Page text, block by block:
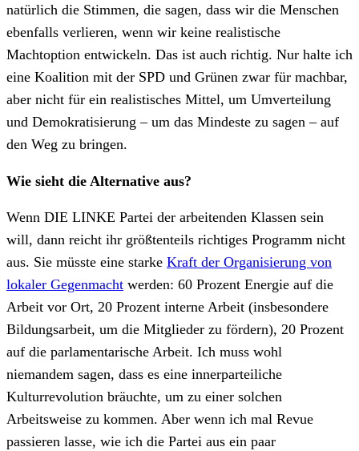
natürlich die Stimmen, die sagen, dass wir die Menschen
ebenfalls verlieren, wenn wir keine realistische
Machtoption entwickeln. Das ist auch richtig. Nur halte ich
eine Koalition mit der SPD und Grünen zwar für machbar,
aber nicht für ein realistisches Mittel, um Umverteilung
und Demokratisierung – um das Mindeste zu sagen – auf
den Weg zu bringen.
Wie sieht die Alternative aus?
Wenn DIE LINKE Partei der arbeitenden Klassen sein
will, dann reicht ihr größtenteils richtiges Programm nicht
aus. Sie müsste eine starke Kraft der Organisierung von
lokaler Gegenmacht werden: 60 Prozent Energie auf die
Arbeit vor Ort, 20 Prozent interne Arbeit (insbesondere
Bildungsarbeit, um die Mitglieder zu fördern), 20 Prozent
auf die parlamentarische Arbeit. Ich muss wohl
niemandem sagen, dass es eine innerparteiliche
Kulturrevolution bräuchte, um zu einer solchen
Arbeitsweise zu kommen. Aber wenn ich mal Revue
passieren lasse, wie ich die Partei aus ein paar